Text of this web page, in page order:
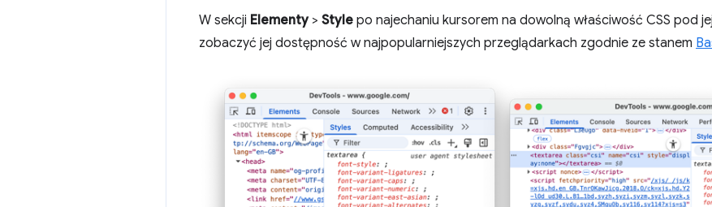
W sekcji Elementy> Style po najechaniu kursorem na dowolną właściwość CSS pod
zobaczyć jej dostępność w najpopularniejszych przeglądarkach zgodnie ze stanem